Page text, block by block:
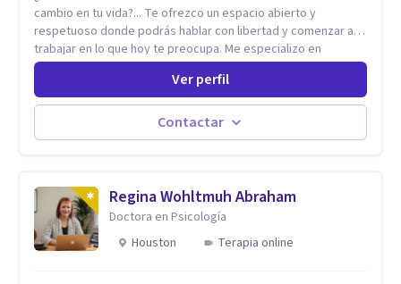
cambio en tu vida?... Te ofrezco un espacio abierto y
respetuoso donde podrás hablar con libertad y comenzar a
trabajar en lo que hoy te preocupa. Me especializo en
Trastornos de Ansiedad y a lo largo de mi experiencia
profesional he acompañado a muchas Familias y Parejas con
distintas problemáticas como el manejo del estrés,
Autoestima, Gestión de la Ira, Depresión, Retos en la Crianza,
Codependencia, Celos, entre otros. Cuento con más de 12
Adolescentes y Adultos
Ver perfil
Contactar
Regina Wohltmuh Abraham
Doctora en Psicología
Houston
Terapia online